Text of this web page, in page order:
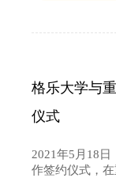
格乐大学与
仪式
2021年5月18
作签约仪式，